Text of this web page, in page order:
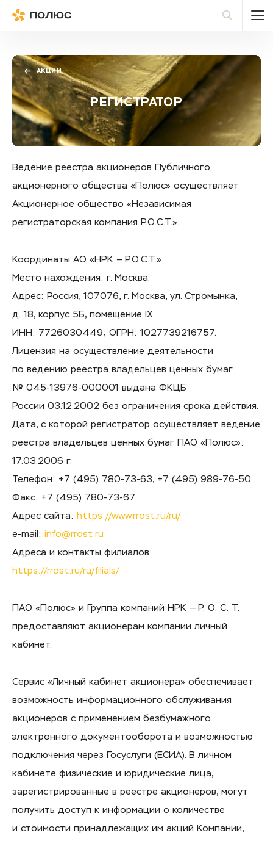
АКЦИИ
РЕГИСТРАТОР
Ведение реестра акционеров Публичного
акционерного общества «Полюс» осуществляет
Акционерное общество «Независимая
регистраторская компания Р.О.С.Т.».
Координаты АО «НРК — Р.О.С.Т.»:
Место нахождения: г. Москва.
Адрес: Россия, 107076, г. Москва, ул. Стромынка,
д. 18, корпус 5Б, помещение IХ.
ИНН: 7726030449; ОГРН: 1027739216757.
Лицензия на осуществление деятельности
по ведению реестра владельцев ценных бумаг
№ 045-13976-000001 выдана ФКЦБ
России 03.12.2002 без ограничения срока действия.
Дата, с которой регистратор осуществляет ведение
реестра владельцев ценных бумаг ПАО «Полюс»:
17.03.2006 г.
Телефон: +7 (495) 780-73-63, +7 (495) 989-76-50
Факс: +7 (495) 780-73-67
Адрес сайта: https://www.rrost.ru/ru/
e-mail: info@rrost.ru
Адреса и контакты филиалов:
https://rrost.ru/ru/filials/
ПАО «Полюс» и Группа компаний НРК — Р. О. С. Т.
предоставляют акционерам компании личный
кабинет.
Сервис «Личный кабинет акционера» обеспечивает
возможность информационного обслуживания
акционеров с применением безбумажного
электронного документооборота и возможностью
подключения через Госуслуги (ЕСИА). В личном
кабинете физические и юридические лица,
зарегистрированные в реестре акционеров, могут
получить доступ к информации о количестве
и стоимости принадлежащих им акций Компании,